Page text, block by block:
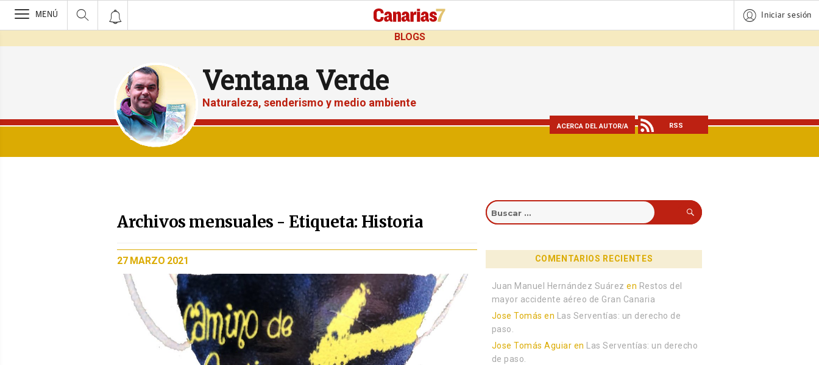
>
MENÚ Iniciar sesión
BLOGS
Ventana Verde
Naturaleza, senderismo y medio ambiente
ACERCA DEL AUTOR/A RSS
Archivos mensuales - Etiqueta: Historia
PUBLICADO
EL
27 MARZO 2021
Buscar
por:
Buscar
COMENTARIOS RECIENTES
Juan Manuel Hernández Suárez en Restos del
mayor accidente aéreo de Gran Canaria
Jose Tomás en Las Serventías: un derecho de
paso.
Jose Tomás Aguiar en Las Serventías: un derecho
de paso.